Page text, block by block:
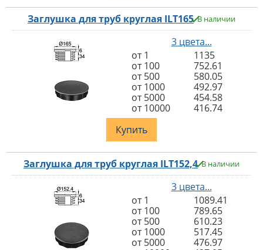
Заглушка для труб круглая ILT165 В наличии
3 цвета...
от 1
1135
от 100
752.61
от 500
580.05
от 1000
492.97
от 5000
454.58
от 10000
416.74
Купить
Заглушка для труб круглая ILT152,4 В наличии
3 цвета...
от 1
1089.41
от 100
789.65
от 500
610.23
от 1000
517.45
от 5000
476.97